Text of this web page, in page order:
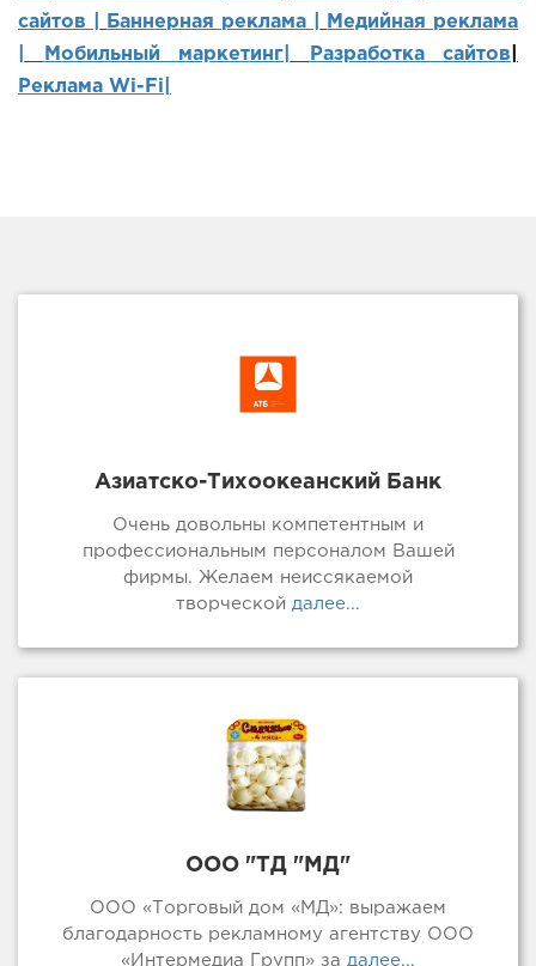
сайтов
Баннерная реклама |
Медийная реклама
Мобильный маркетинг Разработка сайтов
Реклама Wi-Fi|
Азиатско-Тихоокеанский Банк
Очень довольны компетентным и
профессиональным персоналом Вашей
фирмы. Желаем неиссякаемой
творческой далее...
ООО "ТД "МД"
ООО «Торговый дом «МД»: выражаем
благодарность рекламному агентству ООО
«Интермедиа Групп» за далее...